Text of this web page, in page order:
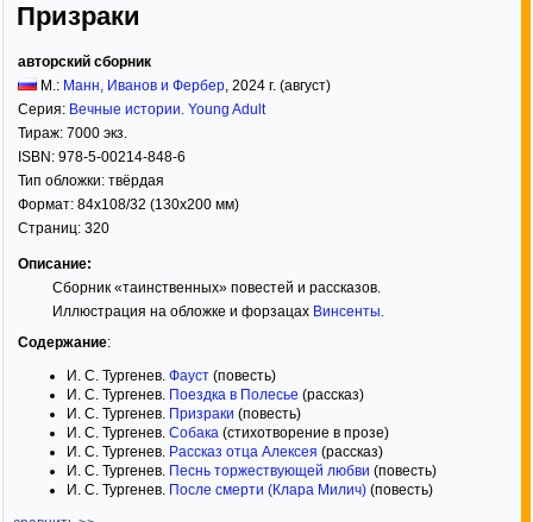
Призраки
авторский сборник
М.: Манн, Иванов и Фербер, 2024 г. (август)
Серия: Вечные истории. Young Adult
Тираж: 7000 экз.
ISBN: 978-5-00214-848-6
Тип обложки: твёрдая
Формат: 84x108/32 (130x200 мм)
Страниц: 320
Описание:
Сборник «таинственных» повестей и рассказов.
Иллюстрация на обложке и форзацах Винсенты.
Содержание:
И. С. Тургенев. Фауст (повесть)
И. С. Тургенев. Поездка в Полесье (рассказ)
И. С. Тургенев. Призраки (повесть)
И. С. Тургенев. Собака (стихотворение в прозе)
И. С. Тургенев. Рассказ отца Алексея (рассказ)
И. С. Тургенев. Песнь торжествующей любви (повесть)
И. С. Тургенев. После смерти (Клара Милич) (повесть)